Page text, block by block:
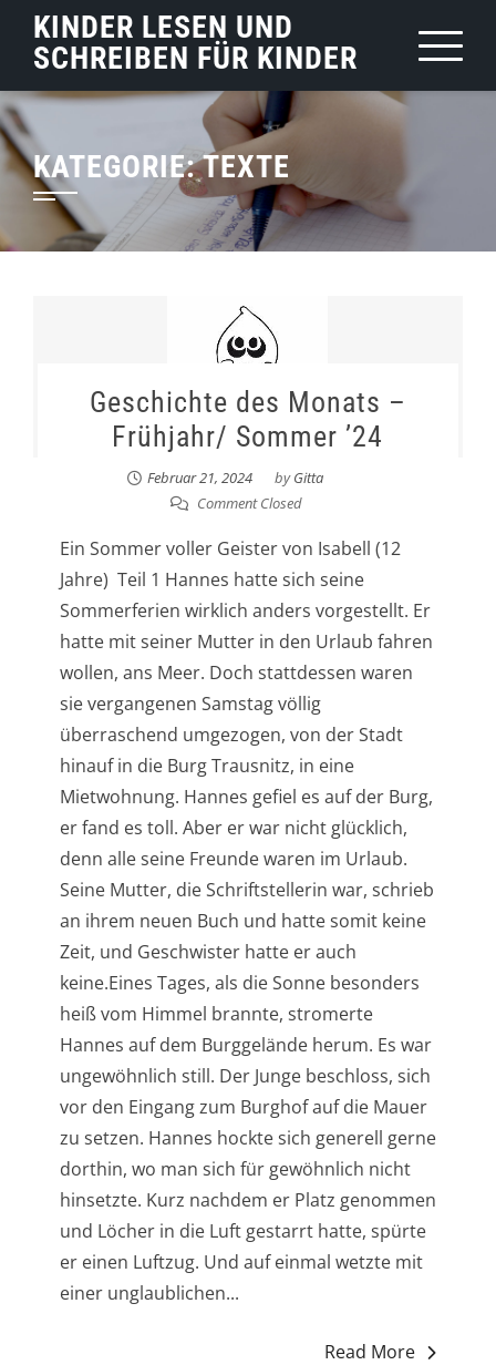
content
KINDER LESEN UND
SCHREIBEN FÜR KINDER
KATEGORIE:TEXTE
Geschichte des Monats –
Frühjahr/ Sommer ’24
Februar 21, 2024 byGitta
Comment Closed
Ein Sommer voller Geister von Isabell (12
Jahre) Teil 1 Hannes hatte sich seine
Sommerferien wirklich anders vorgestellt. Er
hatte mit seiner Mutter in den Urlaub fahren
wollen, ans Meer. Doch stattdessen waren
sie vergangenen Samstag völlig
überraschend umgezogen, von der Stadt
hinauf in die Burg Trausnitz, in eine
Mietwohnung. Hannes gefiel es auf der Burg,
er fand es toll. Aber er war nicht glücklich,
denn alle seine Freunde waren im Urlaub.
Seine Mutter, die Schriftstellerin war, schrieb
an ihrem neuen Buch und hatte somit keine
Zeit, und Geschwister hatte er auch
keine.Eines Tages, als die Sonne besonders
heiß vom Himmel brannte, stromerte
Hannes auf dem Burggelände herum. Es war
ungewöhnlich still. Der Junge beschloss, sich
vor den Eingang zum Burghof auf die Mauer
zu setzen. Hannes hockte sich generell gerne
dorthin, wo man sich für gewöhnlich nicht
hinsetzte. Kurz nachdem er Platz genommen
und Löcher in die Luft gestarrt hatte, spürte
er einen Luftzug. Und auf einmal wetzte mit
einer unglaublichen...
Read More